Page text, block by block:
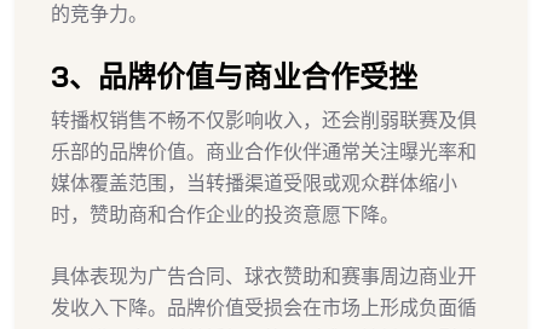
的竞争力。
3、品牌价值与商业合作受挫
转播权销售不畅不仅影响收入，还会削弱联赛及俱
乐部的品牌价值。商业合作伙伴通常关注曝光率和
媒体覆盖范围，当转播渠道受限或观众群体缩小
时，赞助商和合作企业的投资意愿下降。
具体表现为广告合同、球衣赞助和赛事周边商业开
发收入下降。品牌价值受损会在市场上形成负面循